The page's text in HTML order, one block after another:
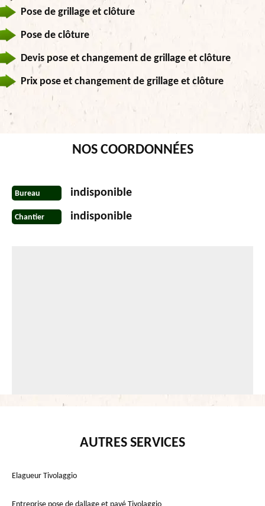
Pose de grillage et clôture
Pose de clôture
Devis pose et changement de grillage et clôture
Prix pose et changement de grillage et clôture
NOS COORDONNÉES
Bureau indisponible
Chantier indisponible
AUTRES SERVICES
Elagueur Tivolaggio